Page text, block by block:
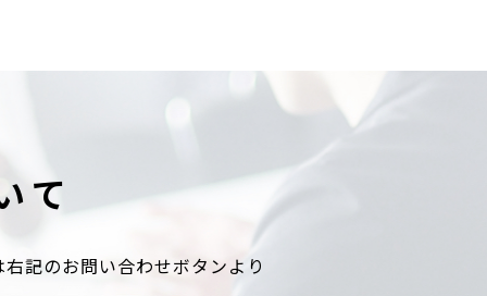
て
記のお問い合わせボタンより